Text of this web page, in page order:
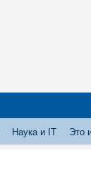
Наука и IT Это